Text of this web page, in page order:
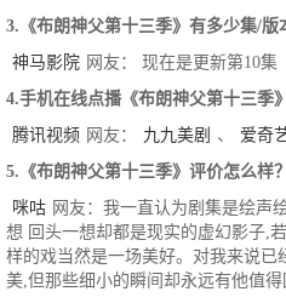
3.《布朗神父第十三季》有多少集/版
神马影院 网友： 现在是更新第10集
4.手机在线点播《布朗神父第十三季
腾讯视频 网友： 九九美剧 、 爱奇
5.《布朗神父第十三季》评价怎么样？
咪咕 网友：我一直认为剧集是绘声
想 回头一想却都是现实的虚幻影子,
样的戏当然是一场美好。对我来说
美,但那些细小的瞬间却永远有他值得